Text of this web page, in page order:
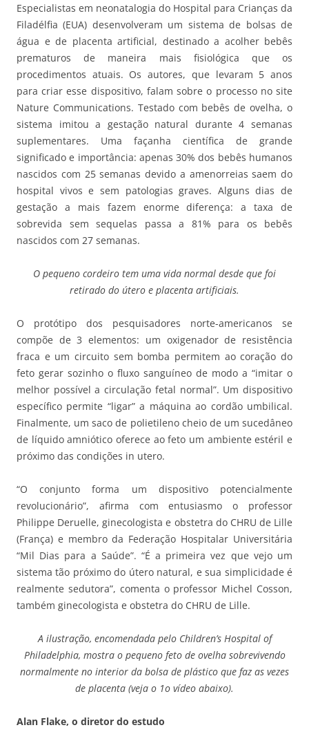
Especialistas em neonatalogia do Hospital para Crianças da
Filadélfia (EUA) desenvolveram um sistema de bolsas de
água e de placenta artificial, destinado a acolher bebês
prematuros de maneira mais fisiológica que os
procedimentos atuais. Os autores, que levaram 5 anos
para criar esse dispositivo, falam sobre o processo no site
Nature Communications. Testado com bebês de ovelha, o
sistema imitou a gestação natural durante 4 semanas
suplementares. Uma façanha científica de grande
significado e importância: apenas 30% dos bebês humanos
nascidos com 25 semanas devido a amenorreias saem do
hospital vivos e sem patologias graves. Alguns dias de
gestação a mais fazem enorme diferença: a taxa de
sobrevida sem sequelas passa a 81% para os bebês
nascidos com 27 semanas.
O pequeno cordeiro tem uma vida normal desde que foi
retirado do útero e placenta artificiais.
O protótipo dos pesquisadores norte-americanos se
compõe de 3 elementos: um oxigenador de resistência
fraca e um circuito sem bomba permitem ao coração do
feto gerar sozinho o fluxo sanguíneo de modo a “imitar o
melhor possível a circulação fetal normal”. Um dispositivo
específico permite “ligar” a máquina ao cordão umbilical.
Finalmente, um saco de polietileno cheio de um sucedâneo
de líquido amniótico oferece ao feto um ambiente estéril e
próximo das condições in utero.
“O conjunto forma um dispositivo potencialmente
revolucionário”, afirma com entusiasmo o professor
Philippe Deruelle, ginecologista e obstetra do CHRU de Lille
(França) e membro da Federação Hospitalar Universitária
“Mil Dias para a Saúde”. “É a primeira vez que vejo um
sistema tão próximo do útero natural, e sua simplicidade é
realmente sedutora”, comenta o professor Michel Cosson,
também ginecologista e obstetra do CHRU de Lille.
A ilustração, encomendada pelo Children’s Hospital of
Philadelphia, mostra o pequeno feto de ovelha sobrevivendo
normalmente no interior da bolsa de plástico que faz as vezes
de placenta (veja o 1o vídeo abaixo).
Alan Flake, o diretor do estudo